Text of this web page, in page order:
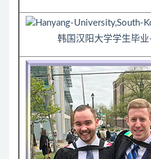
韩国汉阳大学学生毕